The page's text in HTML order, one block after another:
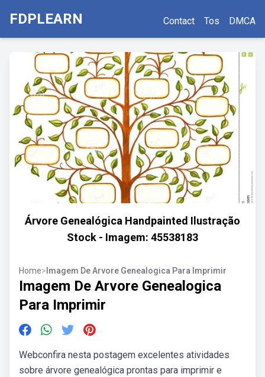
FDPLEARN Contact Tos DMCA
Árvore Genealógica Handpainted Ilustração
Stock - Imagem: 45538183
Home> Imagem De Arvore Genealogica Para Imprimir
Imagem De Arvore Genealogica
Para Imprimir
Webconfira nesta postagem excelentes atividades
sobre árvore genealógica prontas para imprimir e